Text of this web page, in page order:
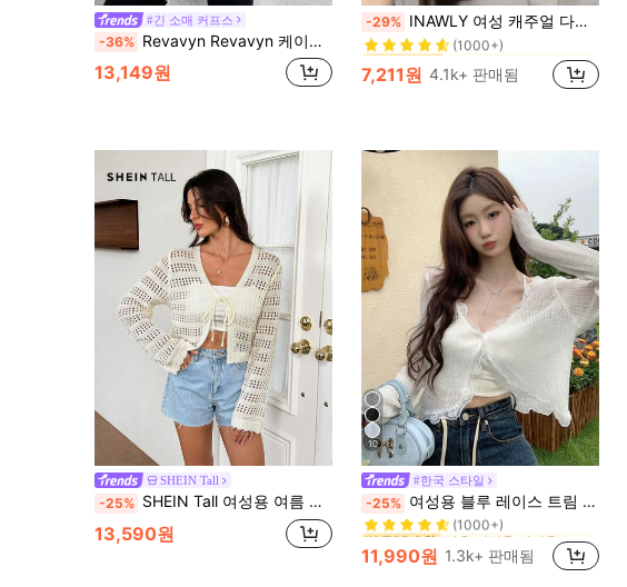
#긴 소매 커프스
-36% Revavyn Revavyn 케이블 니트 드롭 숄더 가디건, 긴 소매 탑
13,149원
-29% INAWLY 여성 캐주얼 다용도 솔리드 컬러 카디건
#2 TOP 3위 에서 여성 니트웨어
(1000+)
#2 TOP 3위 에서 여성 니트웨어
(1000+)
#2 TOP 3위 에서 여성 니트웨어
(1000+)
#2 TOP 3위 에서 여성 니트웨어
7,211원 4.1k+ 판매됨
SHEIN Tall
-25% SHEIN Tall 여성용 여름 화이트 보헤미안 스타일 홀로우 니트 숏 가디건, 긴팔 스웨터, 보헤미안 휴가 스타일 탑, 빈티지 럭셔리 스타일, 우아한 캐주얼
13,590원
10
#한국 스타일
-25% 여성용 블루 레이스 트림 브이넥 커버업, 귀여운 개학 시즌 여름 숄 가벼운 아우터 화이트 봄, 바캉스코어
#1 TOP 3위
(1000+)
#1 TOP 3위
(1000+)
#1 TOP 3위
(1000+)
#1 TOP 3위
단추 여성용 가벼운 카디건
11,990원 1.3k+ 판매됨